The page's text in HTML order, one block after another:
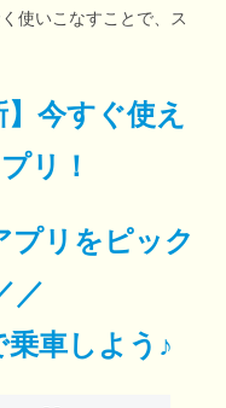
使いこなすことで、ス
】 今すぐ使え
リ！
プリをピック
／
車しよう♪